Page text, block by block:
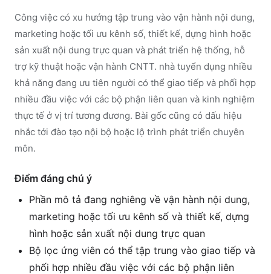
Công việc có xu hướng tập trung vào vận hành nội dung,
marketing hoặc tối ưu kênh số, thiết kế, dựng hình hoặc
sản xuất nội dung trực quan và phát triển hệ thống, hỗ
trợ kỹ thuật hoặc vận hành CNTT. nhà tuyển dụng nhiều
khả năng đang ưu tiên người có thể giao tiếp và phối hợp
nhiều đầu việc với các bộ phận liên quan và kinh nghiệm
thực tế ở vị trí tương đương. Bài gốc cũng có dấu hiệu
nhắc tới đào tạo nội bộ hoặc lộ trình phát triển chuyên
môn.
Điểm đáng chú ý
Phần mô tả đang nghiêng về vận hành nội dung,
marketing hoặc tối ưu kênh số và thiết kế, dựng
hình hoặc sản xuất nội dung trực quan
Bộ lọc ứng viên có thể tập trung vào giao tiếp và
phối hợp nhiều đầu việc với các bộ phận liên